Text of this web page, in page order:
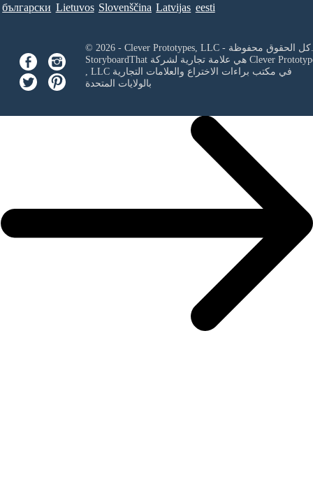
български Lietuvos Slovenščina Latvijas eesti
© 2026 - Clever Prototypes, LLC - كل الحقوق محفوظة.
StoryboardThat هي علامة تجارية لشركة Clever
, LLCفي مكتب براءات الاختراع والعلامات التجارية
بالولايات المتحدة